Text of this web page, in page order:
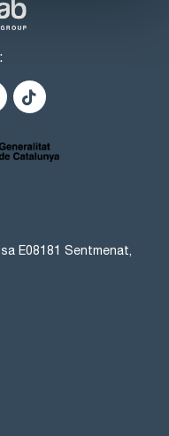
E08181 Sentmenat,